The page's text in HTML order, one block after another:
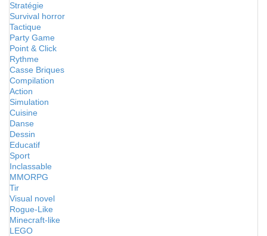
Stratégie
Survival horror
Tactique
Party Game
Point & Click
Rythme
Casse Briques
Compilation
Action
Simulation
Cuisine
Danse
Dessin
Educatif
Sport
Inclassable
MMORPG
Tir
Visual novel
Rogue-Like
Minecraft-like
LEGO